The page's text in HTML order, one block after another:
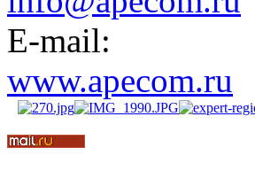
E-mail:
www.apecom.ru